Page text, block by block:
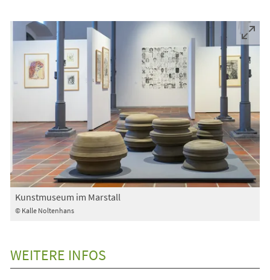
neuen
Tab)
© Kalle Noltenhans
Kunstmuseum im Marstall
WEITERE INFOS